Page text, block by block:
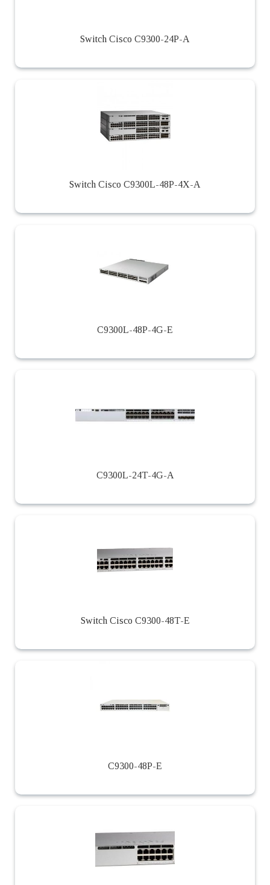
Switch Cisco C9300-24P-A
Switch Cisco C9300L-48P-4X-A
C9300L-48P-4G-E
C9300L-24T-4G-A
Switch Cisco C9300-48T-E
C9300-48P-E